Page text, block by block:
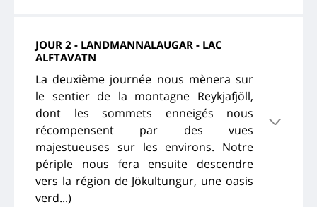
JOUR 2 - LANDMANNALAUGAR - LAC
ALFTAVATN
La deuxième journée nous mènera sur
le sentier de la montagne Reykjafjöll,
dont les sommets enneigés nous
récompensent par des vues
majestueuses sur les environs. Notre
périple nous fera ensuite descendre
vers la région de Jökultungur, une oasis
verd...)